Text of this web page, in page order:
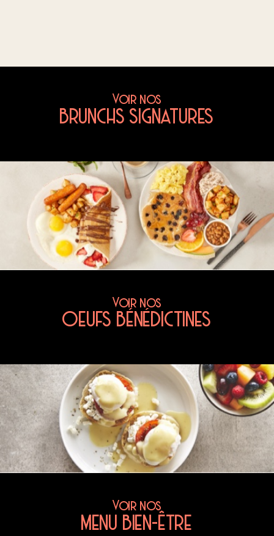
Voir nos
BRUNCHS SIGNATURES
Voir nos
OEUFS BÉNÉDICTINES
Voir nos
MENU BIEN-ÊTRE